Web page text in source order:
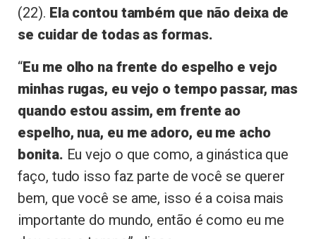
(22). Ela contou também que não deixa de
se cuidar de todas as formas.
“Eu me olho na frente do espelho e vejo
minhas rugas, eu vejo o tempo passar, mas
quando estou assim, em frente ao
espelho, nua, eu me adoro, eu me acho
bonita. Eu vejo o que como, a ginástica que
faço, tudo isso faz parte de você se querer
bem, que você se ame, isso é a coisa mais
importante do mundo, então é como eu me